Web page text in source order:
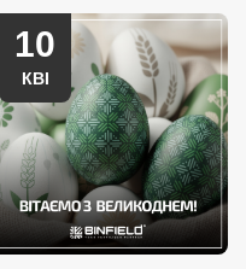
10
КВІ